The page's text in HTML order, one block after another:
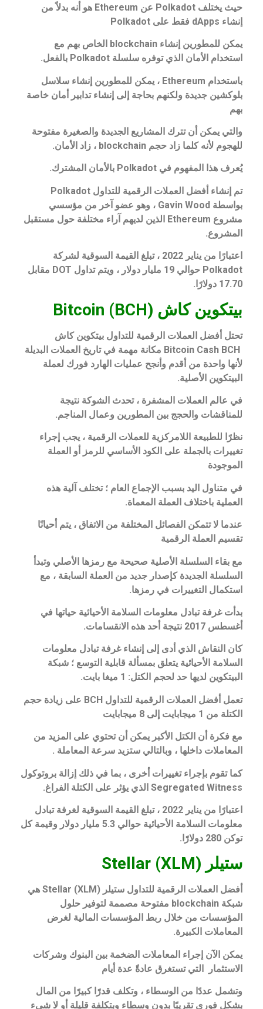
حيث يختلف Polkadot عن Ethereum هو أنه بدلاً من
إنشاء dApps فقط على Polkadot
يمكن للمطورين إنشاء blockchain الخاص بهم مع
استخدام الأمان الذي توفره سلسلة Polkadot بالفعل.
باستخدام Ethereum ، يمكن للمطورين إنشاء سلاسل
بلوكشين جديدة ولكنهم بحاجة إلى إنشاء تدابير أمان خاصة
بهم
والتي يمكن أن تترك المشاريع الجديدة والصغيرة مفتوحة
للهجوم لأنه كلما زاد حجم blockchain ، زاد الأمان.
يُعرف هذا المفهوم في Polkadot بالأمان المشترك.
تم إنشاء أفضل العملات الرقمية للتداول Polkadot
بواسطة Gavin Wood ، وهو عضو آخر من مؤسسي
مشروع Ethereum الذين لديهم آراء مختلفة حول مستقبل
المشروع.
اعتبارًا من يناير 2022 ، تبلغ القيمة السوقية لشركة
Polkadot حوالي 19 مليار دولار ، ويتم تداول DOT مقابل
17.70 دولارًا.
بيتكوين كاش (BCH) Bitcoin
تحتل أفضل العملات الرقمية للتداول بيتكوين كاش
Bitcoin Cash BCH مكانة مهمة في تاريخ العملات البديلة
لأنها واحدة من أقدم وأنجح عمليات الهارد فورك لعملة
البيتكوين الأصلية.
في عالم العملات المشفرة ، تحدث الشوكة نتيجة
للمناقشات والحجج بين المطورين وعمال المناجم.
نظرًا للطبيعة اللامركزية للعملات الرقمية ، يجب إجراء
تغييرات بالجملة على الكود الأساسي للرمز أو العملة
الموجودة
في متناول اليد بسبب الإجماع العام ؛ تختلف آلية هذه
العملية باختلاف العملة المعماة.
عندما لا تتمكن الفصائل المختلفة من الاتفاق ، يتم أحيانًا
تقسيم العملة الرقمية
مع بقاء السلسلة الأصلية صحيحة مع رمزها الأصلي وتبدأ
السلسلة الجديدة كإصدار جديد من العملة السابقة ، مع
استكمال التغييرات في رمزها.
بدأت غرفة تبادل معلومات السلامة الأحيائية حياتها في
أغسطس 2017 نتيجة أحد هذه الانقسامات.
كان النقاش الذي أدى إلى إنشاء غرفة تبادل معلومات
السلامة الأحيائية يتعلق بمسألة قابلية التوسع ؛ شبكة
البيتكوين لديها حد لحجم الكتل: 1 ميغا بايت.
تعمل أفضل العملات الرقمية للتداول BCH على زيادة حجم
الكتلة من 1 ميجابايت إلى 8 ميجابايت
مع فكرة أن الكتل الأكبر يمكن أن تحتوي على المزيد من
المعاملات داخلها ، وبالتالي ستزيد سرعة المعاملة .
كما تقوم بإجراء تغييرات أخرى ، بما في ذلك إزالة بروتوكول
Segregated Witness الذي يؤثر على الكتلة الفراغ.
اعتبارًا من يناير 2022 ، تبلغ القيمة السوقية لغرفة تبادل
معلومات السلامة الأحيائية حوالي 5.3 مليار دولار وقيمة كل
توكن 280 دولارًا.
ستيلر (XLM) Stellar
أفضل العملات الرقمية للتداول ستيلر Stellar (XLM) هي
شبكة blockchain مفتوحة مصممة لتوفير حلول
المؤسسات من خلال ربط المؤسسات المالية لغرض
المعاملات الكبيرة.
يمكن الآن إجراء المعاملات الضخمة بين البنوك وشركات
الاستثمار التي تستغرق عادةً عدة أيام
وتشمل عددًا من الوسطاء ، وتكلف قدرًا كبيرًا من المال
بشكل فوري تقريبًا بدون وسطاء وبتكلفة قليلة أو لا شيء